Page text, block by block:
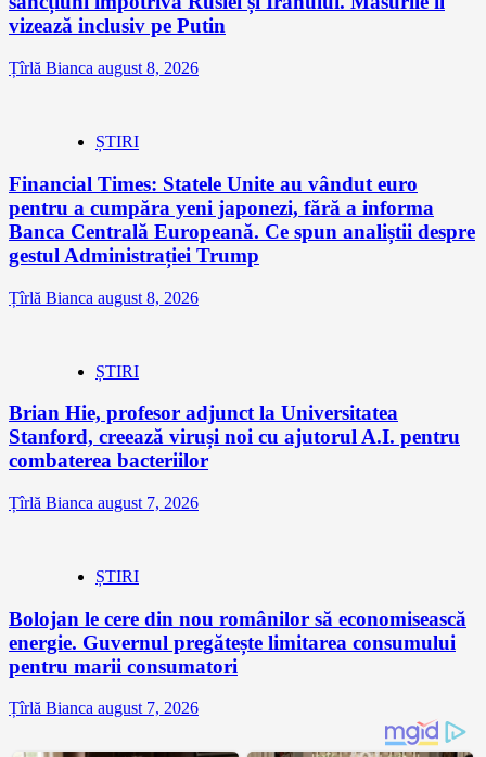
vizează inclusiv pe Putin
Țîrlă Bianca august 8, 2026
ȘTIRI
Financial Times: Statele Unite au vândut euro
pentru a cumpăra yeni japonezi, fără a informa
Banca Centrală Europeană. Ce spun analiștii despre
gestul Administrației Trump
Țîrlă Bianca august 8, 2026
ȘTIRI
Brian Hie, profesor adjunct la Universitatea
Stanford, creează viruși noi cu ajutorul A.I. pentru
combaterea bacteriilor
Țîrlă Bianca august 7, 2026
ȘTIRI
Bolojan le cere din nou românilor să economisească
energie. Guvernul pregătește limitarea consumului
pentru marii consumatori
Țîrlă Bianca august 7, 2026